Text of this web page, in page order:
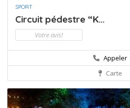
SPORT
Circuit pédestre “K...
Votre avis!
Appeler
Carte